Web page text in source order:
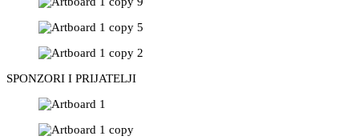
SPONZORI I PRIJATELJI